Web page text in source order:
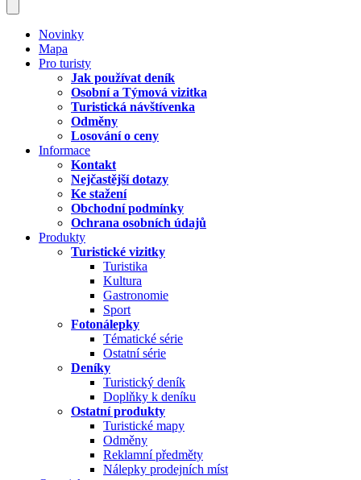
Novinky
Mapa
Pro turisty
Jak používat deník
Osobní a Týmová vizitka
Turistická návštívenka
Odměny
Losování o ceny
Informace
Kontakt
Nejčastější dotazy
Ke stažení
Obchodní podmínky
Ochrana osobních údajů
Produkty
Turistické vizitky
Turistika
Kultura
Gastronomie
Sport
Fotonálepky
Tématické série
Ostatní série
Deníky
Turistický deník
Doplňky k deníku
Ostatní produkty
Turistické mapy
Odměny
Reklamní předměty
Nálepky prodejních míst